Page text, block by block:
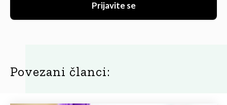
Prijavite se
Povezani članci: